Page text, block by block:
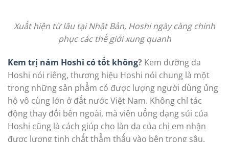
Xuất hiện từ lâu tại Nhật Bản, Hoshi ngày càng chinh
phục các thế giới xung quanh
Kem trị nám Hoshi có tốt không? Kem dưỡng da
Hoshi nói riêng, thương hiệu Hoshi nói chung là một
trong những sản phẩm có được lượng người dùng ủng
hộ vô cùng lớn ở đất nước Việt Nam. Không chỉ tác
động thay đổi bên ngoài, mà viên uống dạng sủi của
Hoshi cũng là cách giúp cho làn da của chị em nhận
được lượng tinh chất thẩm thấu vào bên trong sâu.